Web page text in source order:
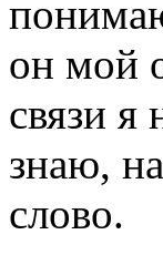
он мой
связи я
знаю,
слово.